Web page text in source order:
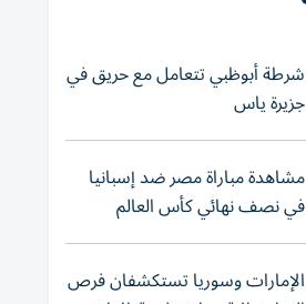
شرطة أبوظبي تتعامل مع حريق في
جزيرة ياس
مشاهدة مباراة مصر ضد إسبانيا
في نصف نهائي كأس العالم
لناشئات اليد 2026
الإمارات وسوريا تستكشفان فرص